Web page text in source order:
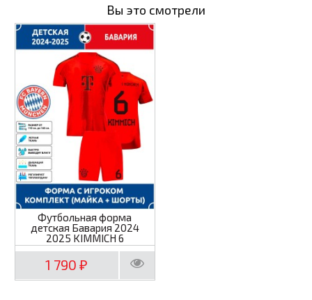
Вы это смотрели
Футбольная форма
детская Бавария 2024
2025 KIMMICH 6
1 790₽